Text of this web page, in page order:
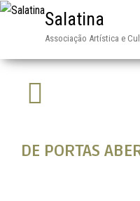
Salatina
Associação Artística e
DE PORTAS